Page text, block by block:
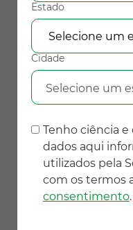
Escolas
Censo
Estado
Cidade
Selecione um
Tenho ciência
dados aqui
utilizados pela
com os termos
consentimento.